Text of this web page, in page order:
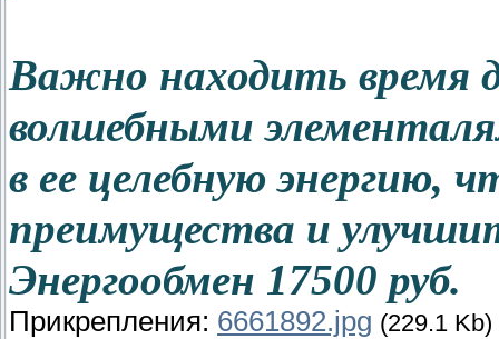
Важно находить время
волшебными
в ее целебную энергию,
преимущества и
Энергообмен 17500 руб.
Прикрепления: 6661892.jpg (229.1 Kb)